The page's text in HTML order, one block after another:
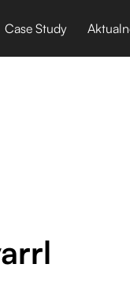
Case Study